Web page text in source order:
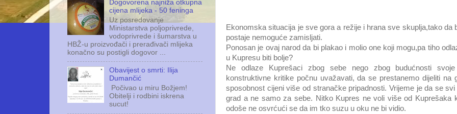
Ekonomska situacija je sve gora a režije i hrana sve skuplja,tako da
postaje nemoguće zamisljati.
Ponosan je ovaj narod da bi plakao i molio one koji mogu,pa tiho
u Kupresu biti bolje?
Ne odlaze Kuprešaci zbog sebe nego zbog budućnosti
konstruktivne kritike počnu uvažavati, da se prestanemo dijeliti na
sposobnost cijeni više od stranačke pripadnosti. Vrijeme je da se
grad a ne samo za sebe. Nitko Kupres ne voli više od Kuprešaka
odoše ne osvrćući se da im tko suzu u oku ne bi vidio.
Dogovorena najniža otkupna
cijena mlijeka - 50 feninga
Uz posredovanje
Ministarstva poljoprivrede,
vodoprivrede i šumarstva u
HBŽ-u proizvođači i prerađivači mlijeka
konačno su postigli dogovor ...
Obavijest o smrti: Ilija
Dumančić
Počivao u miru Božjem!
Obitelji i rodbini iskrena
sucut!